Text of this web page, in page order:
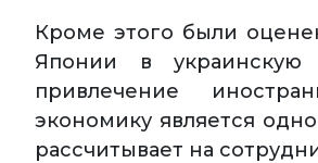
Кроме этого были
Японии в украинскую
привлечение
экономику является
рассчитывает на